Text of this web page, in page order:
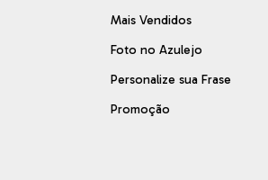
Mais Vendidos
Foto no Azulejo
Personalize sua Frase
Promoção